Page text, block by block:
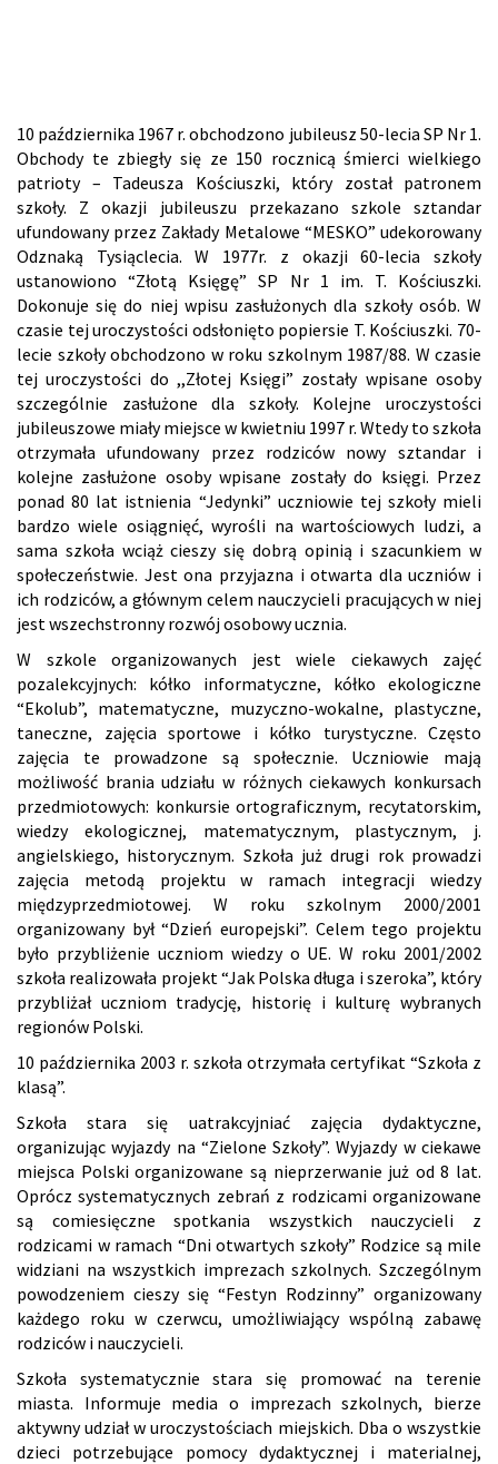
10 października 1967 r. obchodzono jubileusz 50-lecia SP Nr 1.
Obchody te zbiegły się ze 150 rocznicą śmierci wielkiego
patrioty – Tadeusza Kościuszki, który został patronem
szkoły. Z okazji jubileuszu przekazano szkole sztandar
ufundowany przez Zakłady Metalowe “MESKO” udekorowany
Odznaką Tysiąclecia. W 1977r. z okazji 60-lecia szkoły
ustanowiono “Złotą Księgę” SP Nr 1 im. T. Kościuszki.
Dokonuje się do niej wpisu zasłużonych dla szkoły osób. W
czasie tej uroczystości odsłonięto popiersie T. Kościuszki. 70-
lecie szkoły obchodzono w roku szkolnym 1987/88. W czasie
tej uroczystości do ,,Złotej Księgi” zostały wpisane osoby
szczególnie zasłużone dla szkoły. Kolejne uroczystości
jubileuszowe miały miejsce w kwietniu 1997 r. Wtedy to szkoła
otrzymała ufundowany przez rodziców nowy sztandar i
kolejne zasłużone osoby wpisane zostały do księgi. Przez
ponad 80 lat istnienia “Jedynki” uczniowie tej szkoły mieli
bardzo wiele osiągnięć, wyrośli na wartościowych ludzi, a
sama szkoła wciąż cieszy się dobrą opinią i szacunkiem w
społeczeństwie. Jest ona przyjazna i otwarta dla uczniów i
ich rodziców, a głównym celem nauczycieli pracujących w niej
jest wszechstronny rozwój osobowy ucznia.
W szkole organizowanych jest wiele ciekawych zajęć
pozalekcyjnych: kółko informatyczne, kółko ekologiczne
“Ekolub”, matematyczne, muzyczno-wokalne, plastyczne,
taneczne, zajęcia sportowe i kółko turystyczne. Często
zajęcia te prowadzone są społecznie. Uczniowie mają
możliwość brania udziału w różnych ciekawych konkursach
przedmiotowych: konkursie ortograficznym, recytatorskim,
wiedzy ekologicznej, matematycznym, plastycznym, j.
angielskiego, historycznym. Szkoła już drugi rok prowadzi
zajęcia metodą projektu w ramach integracji wiedzy
międzyprzedmiotowej. W roku szkolnym 2000/2001
organizowany był “Dzień europejski”. Celem tego projektu
było przybliżenie uczniom wiedzy o UE. W roku 2001/2002
szkoła realizowała projekt “Jak Polska długa i szeroka”, który
przybliżał uczniom tradycję, historię i kulturę wybranych
regionów Polski.
10 października 2003 r. szkoła otrzymała certyfikat “Szkoła z
klasą”.
Szkoła stara się uatrakcyjniać zajęcia dydaktyczne,
organizując wyjazdy na “Zielone Szkoły”. Wyjazdy w ciekawe
miejsca Polski organizowane są nieprzerwanie już od 8 lat.
Oprócz systematycznych zebrań z rodzicami organizowane
są comiesięczne spotkania wszystkich nauczycieli z
rodzicami w ramach “Dni otwartych szkoły” Rodzice są mile
widziani na wszystkich imprezach szkolnych. Szczególnym
powodzeniem cieszy się “Festyn Rodzinny” organizowany
każdego roku w czerwcu, umożliwiający wspólną zabawę
rodziców i nauczycieli.
Szkoła systematycznie stara się promować na terenie
miasta. Informuje media o imprezach szkolnych, bierze
aktywny udział w uroczystościach miejskich. Dba o wszystkie
dzieci potrzebujące pomocy dydaktycznej i materialnej,